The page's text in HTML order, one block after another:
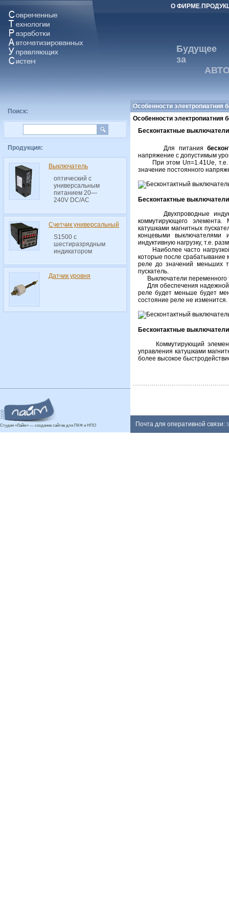
Особенности электропиатния
Особенности электропиатния
Бесконтактные выключатели
Для питания
напряжение с допустимым
При этом Uп=1.41Ue, т.е.
значение постоянного
Бесконтактные
Двухпроводные
коммутирующего элемента.
катушками магнитных
концевыми
индуктивную нагрузку, т.е.
Наиболее часто нагрузкой
которые после срабатывание
реле до значений меньших
пускатель.
Выключатели переменного
Для обеспечения надежной
реле будет меньше будет
состояние реле не изменится.
Бесконтактные
Коммутирующий элемент -
управления катушками
более высокое
Поиск:
Продукция:
Выключатель
оптический с
универсальным
питанием 20—
240V DC/AC
Счетчик универсальный
S1500 с
шестиразрядным
индикатором
Датчик уровня
О ФИРМЕ|
Будущее
за
Студия «Лайм» — создание сайтов для ПКФ и НПО Почта для оперативной связи: